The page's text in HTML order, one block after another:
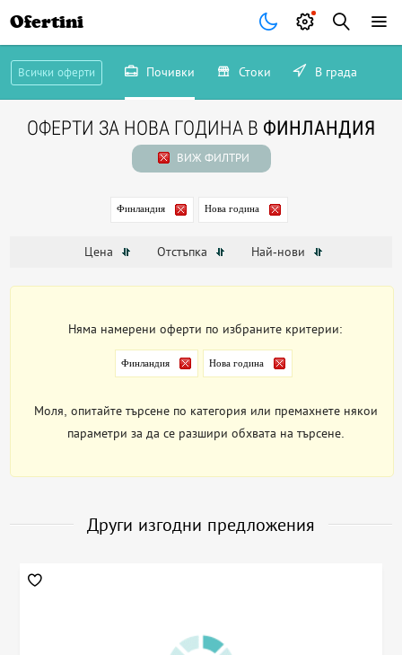
Ofertini
Всички оферти Почивки Стоки В града
ОФЕРТИ ЗА НОВА ГОДИНА В ФИНЛАНДИЯ
ВИЖ ФИЛТРИ
Финландия Нова година
Цена Отстъпка Най-нови
Няма намерени оферти по избраните критерии:
Финландия Нова година
Моля, опитайте търсене по категория или премахнете някои
параметри за да се разшири обхвата на търсене.
Други изгодни предложения